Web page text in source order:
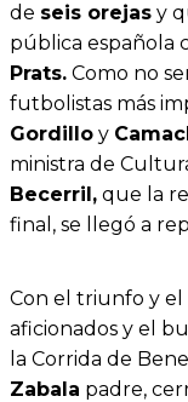
de seis orejas y
pública española
Prats. Como no
futbolistas más
Gordillo y
ministra de
Becerril, que la
final, se llegó a
Con el triunfo y
aficionados y el
la Corrida de
Zabala padre,